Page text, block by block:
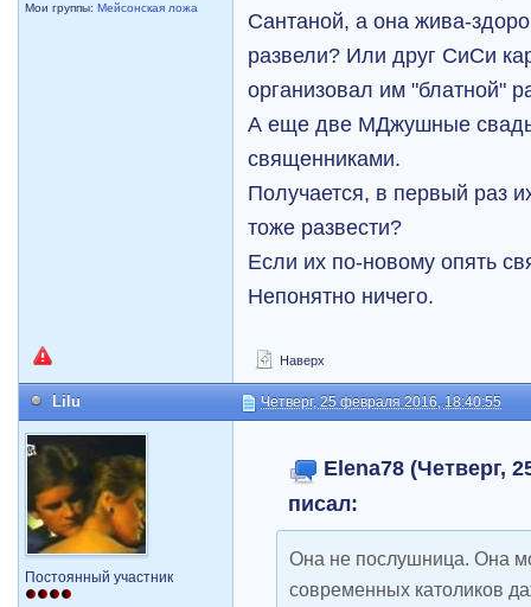
Мои группы:Мейсонская ложа
Сантаной, а она жива-
развели? Или друг СиСи
организовал им "блатной"
А еще две МДжушные
священниками.
Получается, в первый раз
тоже развести?
Если их по-новому опять
Непонятно ничего.
Наверх
Lilu Четверг, 25 февраля 2016, 18:40:55
Постоянный участник
Elena78 (Четверг,
писал:
Она не послушница. Она
современных католиков